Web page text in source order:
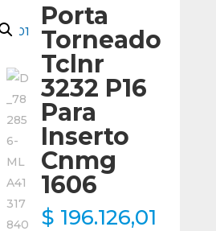
Porta
Torneado
Tclnr
3232 P16
Para
Inserto
Cnmg
1606
$ 196.126,01